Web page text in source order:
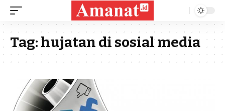
Tag:hujatan di sosial media